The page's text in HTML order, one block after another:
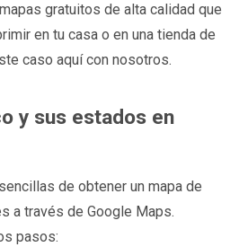
gratuitos de alta calidad que
en tu casa o en una tienda de
caso aquí con nosotros.
y sus estados en
de obtener un mapa de
a través de Google Maps.
pasos: